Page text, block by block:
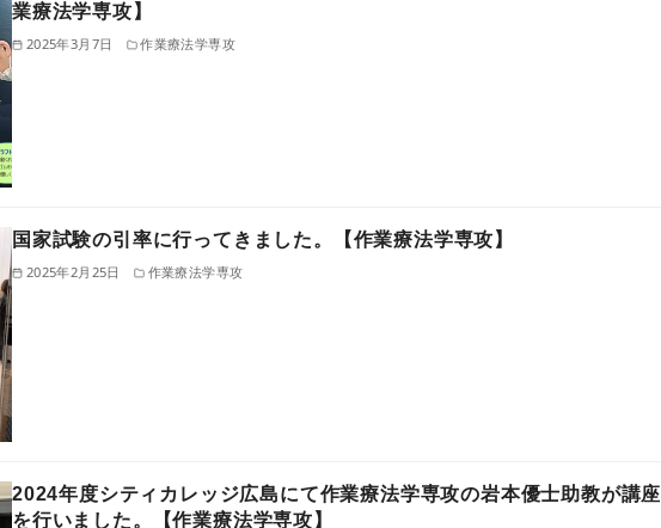
業療法学専攻】
2025年3月7日 作業療法学専攻
国家試験の引率に行ってきました。【作業療法学専攻】
2025年2月25日 作業療法学専攻
2024年度シティカレッジ広島にて作業療法学専攻の岩本優士助教が講座
を行いました。【作業療法学専攻】